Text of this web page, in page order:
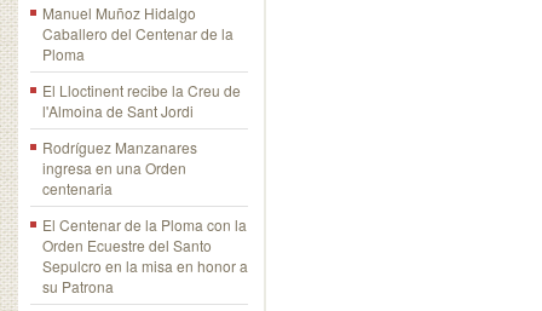
Manuel Muñoz Hidalgo
Caballero del Centenar de la
Ploma
El Lloctinent recibe la Creu de
l'Almoina de Sant Jordi
Rodríguez Manzanares
ingresa en una Orden
centenaria
El Centenar de la Ploma con la
Orden Ecuestre del Santo
Sepulcro en la misa en honor a
su Patrona